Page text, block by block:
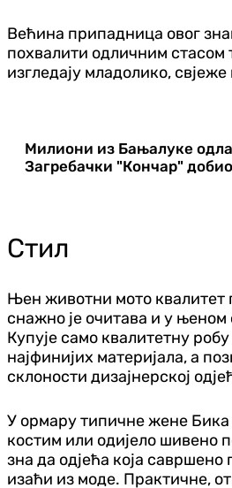
Већина припадница овог
похвалити одличним стасом
изгледају младолико,
Милиони из Бањалуке
Загребачки "Кончар"
Стил
Њен животни мото квалитет
снажно је очитава и у њеном
Купује само квалитетну
најфинијих материјала, а
склоности дизајнерској
У ормару типичне жене Бика
костим или одијело шивено
зна да одјећа која савршено
изаћи из моде. Практичне,